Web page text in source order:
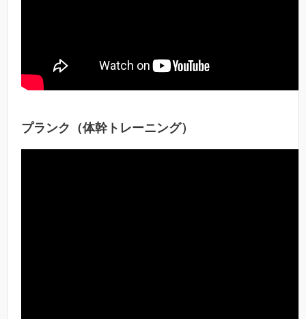
プランク（体幹トレーニング）